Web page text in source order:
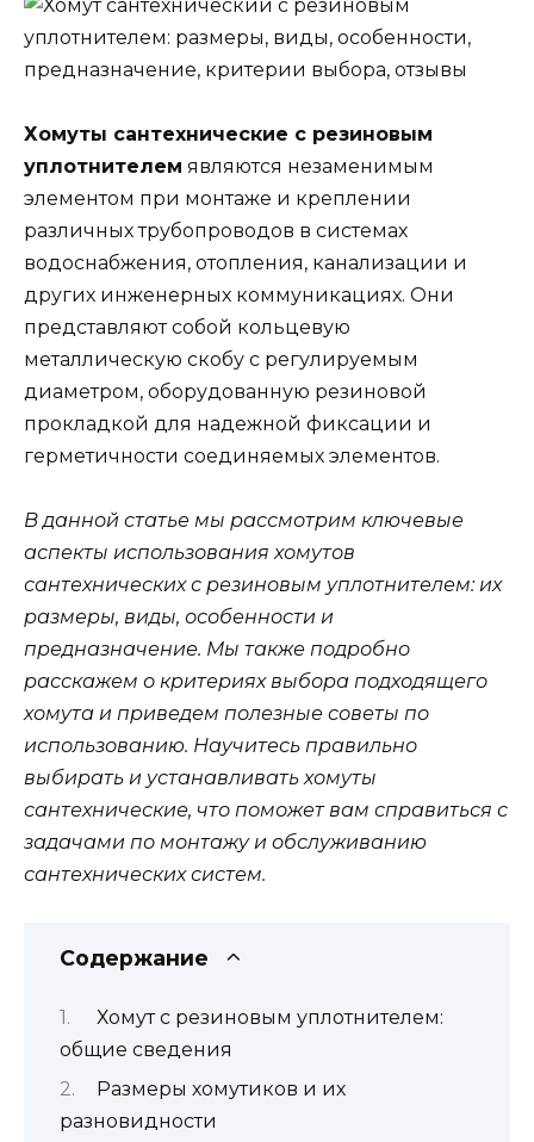
Хомуты сантехнические с резиновым
уплотнителем являются незаменимым
элементом при монтаже и креплении
различных трубопроводов в системах
водоснабжения, отопления, канализации и
других инженерных коммуникациях. Они
представляют собой кольцевую
металлическую скобу с регулируемым
диаметром, оборудованную резиновой
прокладкой для надежной фиксации и
герметичности соединяемых элементов.
В данной статье мы рассмотрим ключевые
аспекты использования хомутов
сантехнических с резиновым уплотнителем: их
размеры, виды, особенности и
предназначение. Мы также подробно
расскажем о критериях выбора подходящего
хомута и приведем полезные советы по
использованию. Научитесь правильно
выбирать и устанавливать хомуты
сантехнические, что поможет вам справиться с
задачами по монтажу и обслуживанию
сантехнических систем.
Содержание
Хомут с резиновым уплотнителем:
общие сведения
Размеры хомутиков и их
разновидности